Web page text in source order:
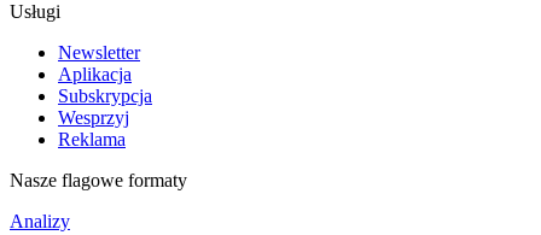
Usługi
Newsletter
Aplikacja
Subskrypcja
Wesprzyj
Reklama
Nasze flagowe formaty
Analizy